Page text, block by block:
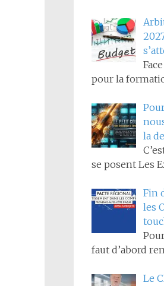
pour la
la
se posent Les
Fin
les
faut d’abord
Le